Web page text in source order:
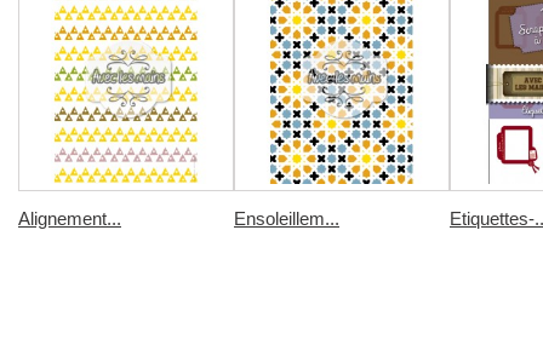
Alignement... Ensoleillem... Etiquettes-